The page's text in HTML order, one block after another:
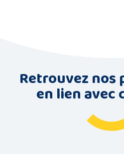
Retrouvez
en lien avec